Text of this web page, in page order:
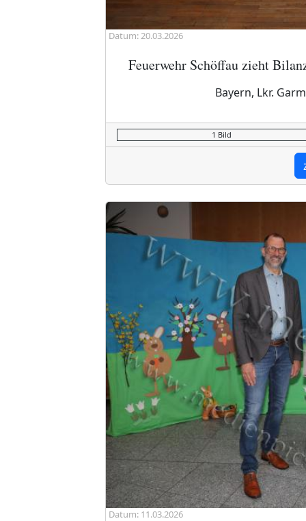
Datum: 20.03.2026
Feuerwehr Schöffau zieht
Bayern, Lkr.
1 Bild
Datum: 11.03.2026